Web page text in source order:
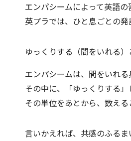
エンパシームによって英語の
英プラでは、ひと息ごとの
ゆっくりする（間をいれる
エンパシームは、間をいれ
その中に、「ゆっくりする」
その単位をあとから、数え
言いかえれば、共感のふる